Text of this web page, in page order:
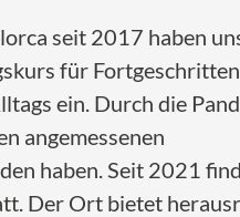
seit 2017 haben
für
ein. Durch die
angemessenen
haben. Seit 2021
Der Ort bietet